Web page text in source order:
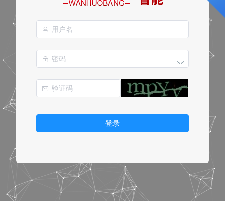
登录